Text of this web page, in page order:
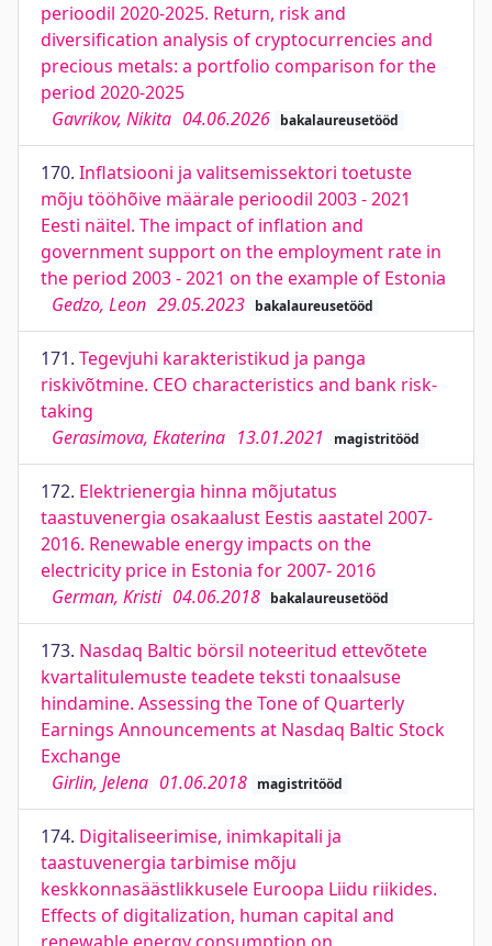
perioodil 2020-2025. Return, risk and
diversification analysis of cryptocurrencies and
precious metals: a portfolio comparison for the
period 2020-2025
Gavrikov, Nikita 04.06.2026 bakalaureusetööd
170. Inflatsiooni ja valitsemissektori toetuste
mõju tööhõive määrale perioodil 2003 - 2021
Eesti näitel. The impact of inflation and
government support on the employment rate in
the period 2003 - 2021 on the example of Estonia
Gedzo, Leon 29.05.2023 bakalaureusetööd
171. Tegevjuhi karakteristikud ja panga
riskivõtmine. CEO characteristics and bank risk-
taking
Gerasimova, Ekaterina 13.01.2021 magistritööd
172. Elektrienergia hinna mõjutatus
taastuvenergia osakaalust Eestis aastatel 2007-
2016. Renewable energy impacts on the
electricity price in Estonia for 2007- 2016
German, Kristi 04.06.2018 bakalaureusetööd
173. Nasdaq Baltic börsil noteeritud ettevõtete
kvartalitulemuste teadete teksti tonaalsuse
hindamine. Assessing the Tone of Quarterly
Earnings Announcements at Nasdaq Baltic Stock
Exchange
Girlin, Jelena 01.06.2018 magistritööd
174. Digitaliseerimise, inimkapitali ja
taastuvenergia tarbimise mõju
keskkonnasäästlikkusele Euroopa Liidu riikides.
Effects of digitalization, human capital and